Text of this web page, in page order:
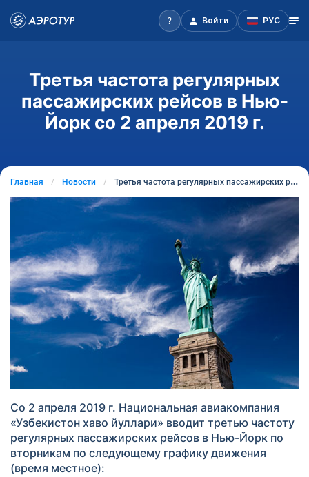
Войти РУС
Третья частота регулярных
пассажирских рейсов в Нью-
Йорк cо 2 апреля 2019 г.
Главная Новости Третья частота регулярных пассажирских рейсов в Нью-Йорк cо 2 апреля 2019 г.
Со 2 апреля 2019 г. Национальная авиакомпания
«Узбекистон хаво йуллари» вводит третью частоту
регулярных пассажирских рейсов в Нью-Йорк по
вторникам по следующему графику движения
(время местное):